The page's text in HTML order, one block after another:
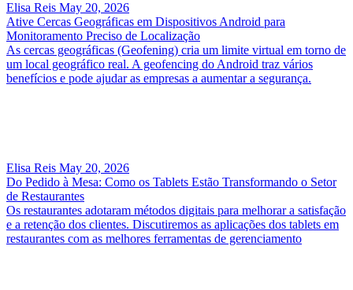
Elisa Reis May 20, 2026
Ative Cercas Geográficas em Dispositivos Android para
Monitoramento Preciso de Localização
As cercas geográficas (Geofening) cria um limite virtual em torno de
um local geográfico real. A geofencing do Android traz vários
benefícios e pode ajudar as empresas a aumentar a segurança.
Elisa Reis May 20, 2026
Do Pedido à Mesa: Como os Tablets Estão Transformando o Setor
de Restaurantes
Os restaurantes adotaram métodos digitais para melhorar a satisfação
e a retenção dos clientes. Discutiremos as aplicações dos tablets em
restaurantes com as melhores ferramentas de gerenciamento